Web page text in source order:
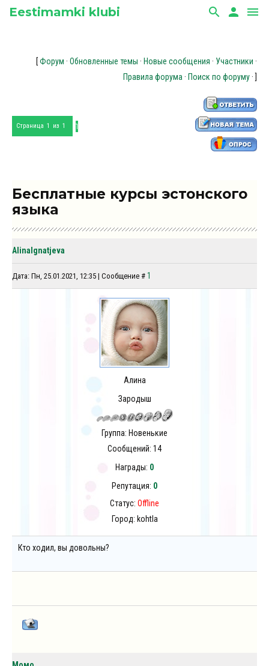
Eestimamki klubi search person menu
[Форум · Обновленные темы · Новые сообщения · Участники ·
Правила форума · Поиск по форуму · ]
Страница 1 из 1 1
Бесплатные курсы эстонского
языка
AlinaIgnatjeva
Дата: Пн, 25.01.2021, 12:35 | Сообщение # 1
Алина
Зародыш
Группа: Новенькие
Сообщений: 14
Награды: 0
Репутация: 0
Статус: Offline
Город: kohtla
Кто ходил, вы довольны?